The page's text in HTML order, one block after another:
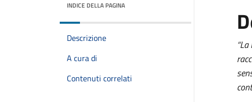
INDICE DELLA PAGINA
Descrizione
A cura di
Contenuti correlati